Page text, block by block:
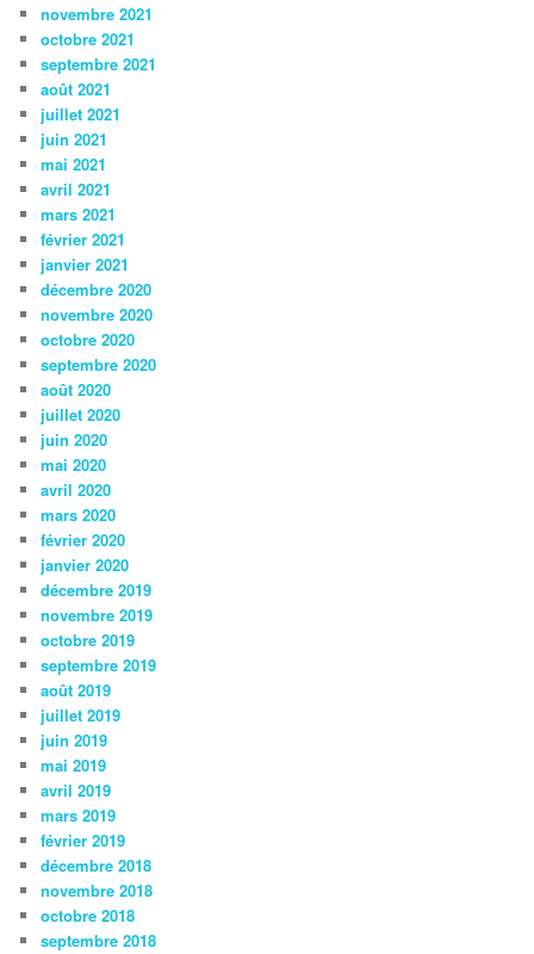
novembre 2021
octobre 2021
septembre 2021
août 2021
juillet 2021
juin 2021
mai 2021
avril 2021
mars 2021
février 2021
janvier 2021
décembre 2020
novembre 2020
octobre 2020
septembre 2020
août 2020
juillet 2020
juin 2020
mai 2020
avril 2020
mars 2020
février 2020
janvier 2020
décembre 2019
novembre 2019
octobre 2019
septembre 2019
août 2019
juillet 2019
juin 2019
mai 2019
avril 2019
mars 2019
février 2019
décembre 2018
novembre 2018
octobre 2018
septembre 2018